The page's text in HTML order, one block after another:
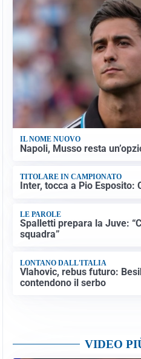
IL NOME NUOVO
Napoli, Musso resta
TITOLARE IN CAMPIONATO
Inter, tocca a Pio Esposito:
LE PAROLE
Spalletti prepara la Juve:
squadra”
LONTANO DALL'ITALIA
Vlahovic, rebus futuro:
contendono il serbo
VIDEO